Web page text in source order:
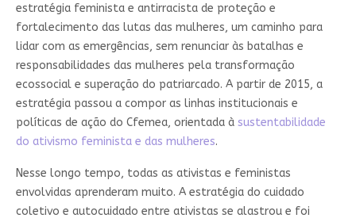
estratégia feminista e antirracista de proteção e
fortalecimento das lutas das mulheres, um caminho para
lidar com as emergências, sem renunciar às batalhas e
responsabilidades das mulheres pela transformação
ecossocial e superação do patriarcado. A partir de 2015, a
estratégia passou a compor as linhas institucionais e
políticas de ação do Cfemea, orientada à sustentabilidade
do ativismo feminista e das mulheres.
Nesse longo tempo, todas as ativistas e feministas
envolvidas aprenderam muito. A estratégia do cuidado
coletivo e autocuidado entre ativistas se alastrou e foi